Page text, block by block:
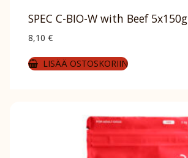
SPEC C-BIO-W with Beef 5x150g
8,10 €
LISÄÄ OSTOSKORIIN